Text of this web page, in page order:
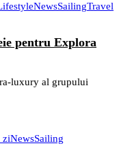
NewsSailingTravel
pentru Explora
luxury al grupului
ziNewsSailing